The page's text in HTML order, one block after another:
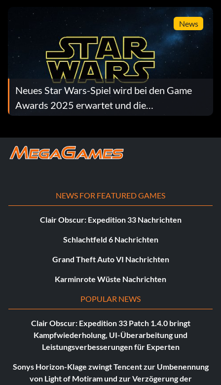
News
Neues Star Wars-Spiel wird bei den Game
Awards 2025 erwartet und die
Spekulationen nehmen zu
NEWS FOR FEATURED GAMES
Clair Obscur: Expedition 33 Nachrichten
Schlachtfeld 6 Nachrichten
Grand Theft Auto VI Nachrichten
Karminrote Wüste Nachrichten
POPULAR NEWS
Clair Obscur: Expedition 33 Patch 1.4.0 bringt
Kampfwiederholung, UI-Überarbeitung und
Leistungsverbesserungen für Experten
Sonys Horizon-Klage zwingt Tencent zur Umbenennung
von Light of Motiram und zur Verzögerung der